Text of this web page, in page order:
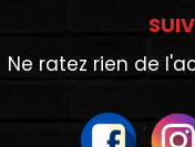
Ne ratez rien de